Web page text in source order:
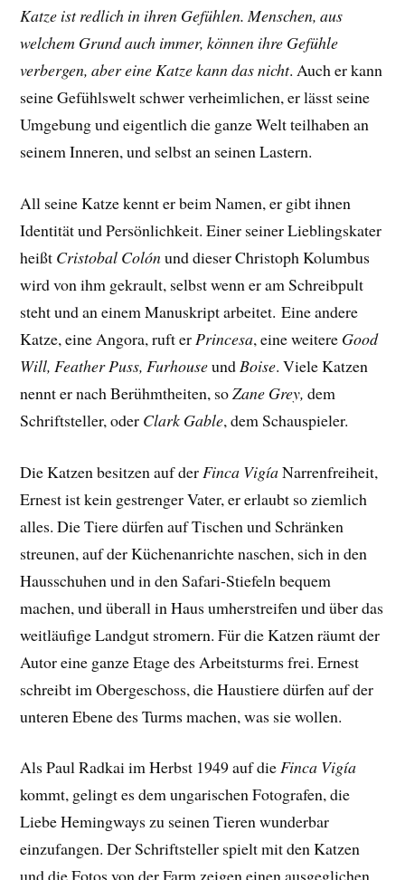
Katze ist redlich in ihren Gefühlen. Menschen, aus
welchem Grund auch immer, können ihre Gefühle
verbergen, aber eine Katze kann das nicht. Auch er kann
seine Gefühlswelt schwer verheimlichen, er lässt seine
Umgebung und eigentlich die ganze Welt teilhaben an
seinem Inneren, und selbst an seinen Lastern.
All seine Katze kennt er beim Namen, er gibt ihnen
Identität und Persönlichkeit. Einer seiner Lieblingskater
heißt Cristobal Colónund dieser Christoph Kolumbus
wird von ihm gekrault, selbst wenn er am Schreibpult
steht und an einem Manuskript arbeitet. Eine andere
Katze, eine Angora, ruft erPrincesa, eine weitere Good
Will, Feather Puss, FurhouseundBoise. Viele Katzen
nennt er nach Berühmtheiten, soZane Grey,dem
Schriftsteller, oder Clark Gable, dem Schauspieler.
Die Katzen besitzen auf der Finca VigíaNarrenfreiheit,
Ernest ist kein gestrenger Vater, er erlaubt so ziemlich
alles. Die Tiere dürfen auf Tischen und Schränken
streunen, auf der Küchenanrichte naschen, sich in den
Hausschuhen und in den Safari-Stiefeln bequem
machen, und überall in Haus umherstreifen und über das
weitläufige Landgut stromern. Für die Katzen räumt der
Autor eine ganze Etage des Arbeitsturms frei. Ernest
schreibt im Obergeschoss, die Haustiere dürfen auf der
unteren Ebene des Turms machen, was sie wollen.
Als Paul Radkai im Herbst 1949 auf dieFinca Vigía
kommt, gelingt es dem ungarischen Fotografen, die
Liebe Hemingways zu seinen Tieren wunderbar
einzufangen. DerSchriftsteller spielt mit den Katzen